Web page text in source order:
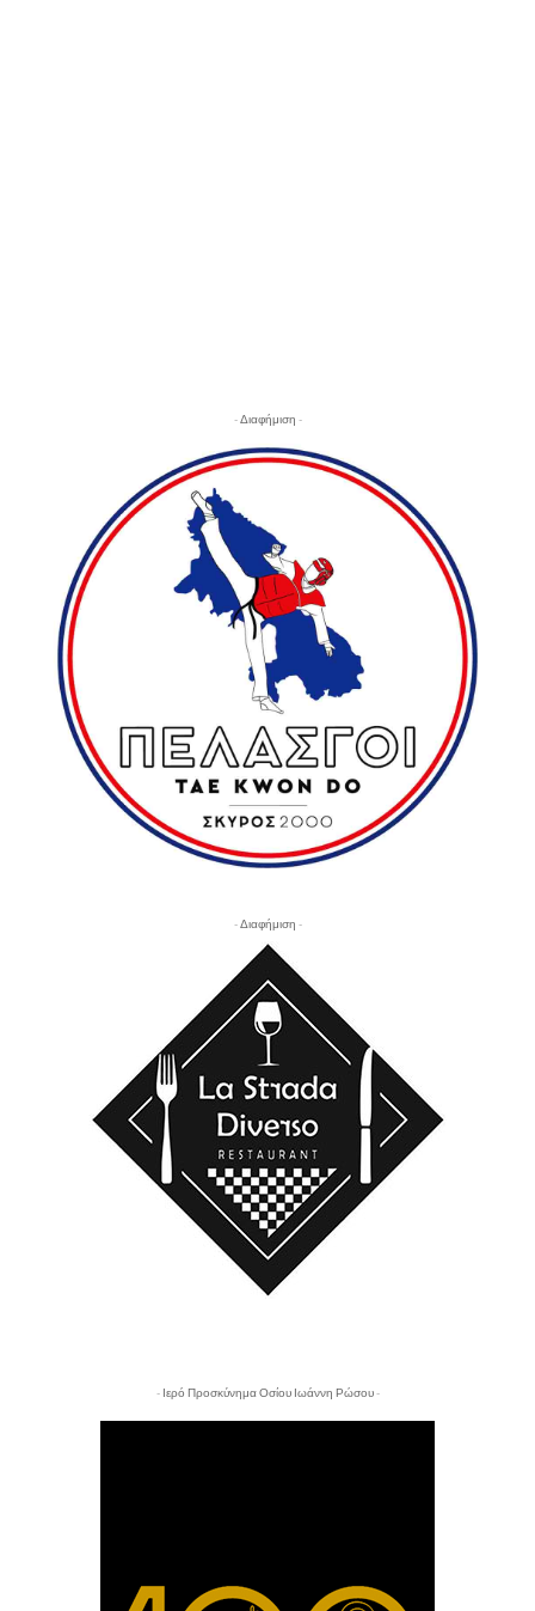
- Διαφήμιση -
- Διαφήμιση -
- Ιερό Προσκύνημα Οσίου Ιωάννη Ρώσου -